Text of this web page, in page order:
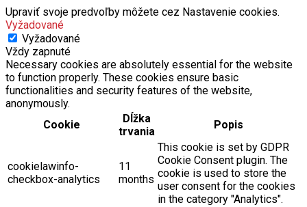
Upraviť svoje predvoľby môžete cez Nastavenie cookies.
Vyžadované
Vyžadované
Vždy zapnuté
Necessary cookies are absolutely essential for the website
to function properly. These cookies ensure basic
functionalities and security features of the website,
anonymously.
Cookie
Dĺžka
trvania
Popis
cookielawinfo-
checkbox-analytics
11
months
This cookie is set by GDPR
Cookie Consent plugin. The
cookie is used to store the
user consent for the cookies
in the category "Analytics".